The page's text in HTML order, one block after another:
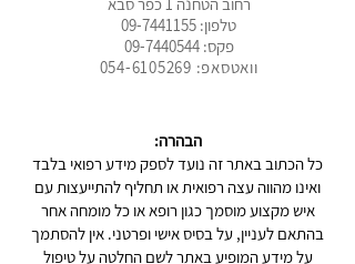
טלפון: 09-7441155
פקס:09-7440544
וואטסאפ: 054-6105269
הבהרה:
כל הכתוב באתר זה נועד לספק מידע רפואי בלבד
ואינו מהווה עצה רפואית או תחליף להתייעצות עם
איש מקצוע מוסמך כגון רופא או כל מומחה אחר
בהתאם לעניין, על בסיס אישי ופרטני. אין להסתמך
על מידע המופיע באתר לשם החלטה על טיפול